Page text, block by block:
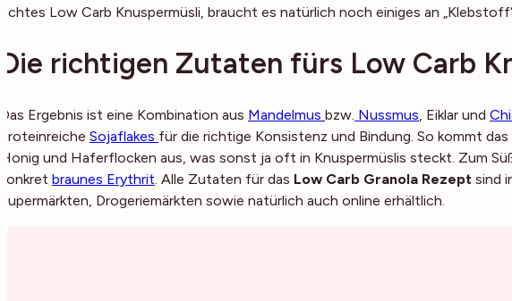
echtes Low Carb Knuspermüsli, braucht es natürlich noch einiges an
Die richtigen Zutaten fürs Low Carb
Das Ergebnis ist eine Kombination aus Mandelmus bzw. Nussmus , Eiklar und
proteinreiche Sojaflakes für die richtige Konsistenz und Bindung. So kommt
Honig und Haferflocken aus, was sonst ja oft in Knuspermüslis steckt. Zum
konkret braunes Erythrit . Alle Zutaten für das Low Carb Granola Rezept sind
Supermärkten, Drogeriemärkten sowie natürlich auch online erhältlich.